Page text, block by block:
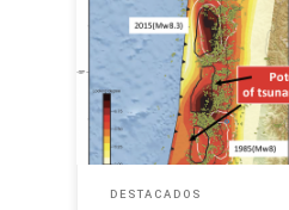
Estudio de datos GPS y
define tamaño de zona
romper Geólogo Marcos
encabeza trabajo que
relación entre la
deformación de […]
DESTACADOS